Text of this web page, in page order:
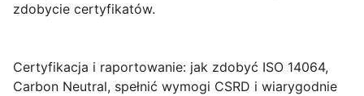
zdobycie certyfikatów.
Certyfikacja i raportowanie: jak zdobyć ISO 14064,
Carbon Neutral, spełnić wymogi CSRD i wiarygodnie